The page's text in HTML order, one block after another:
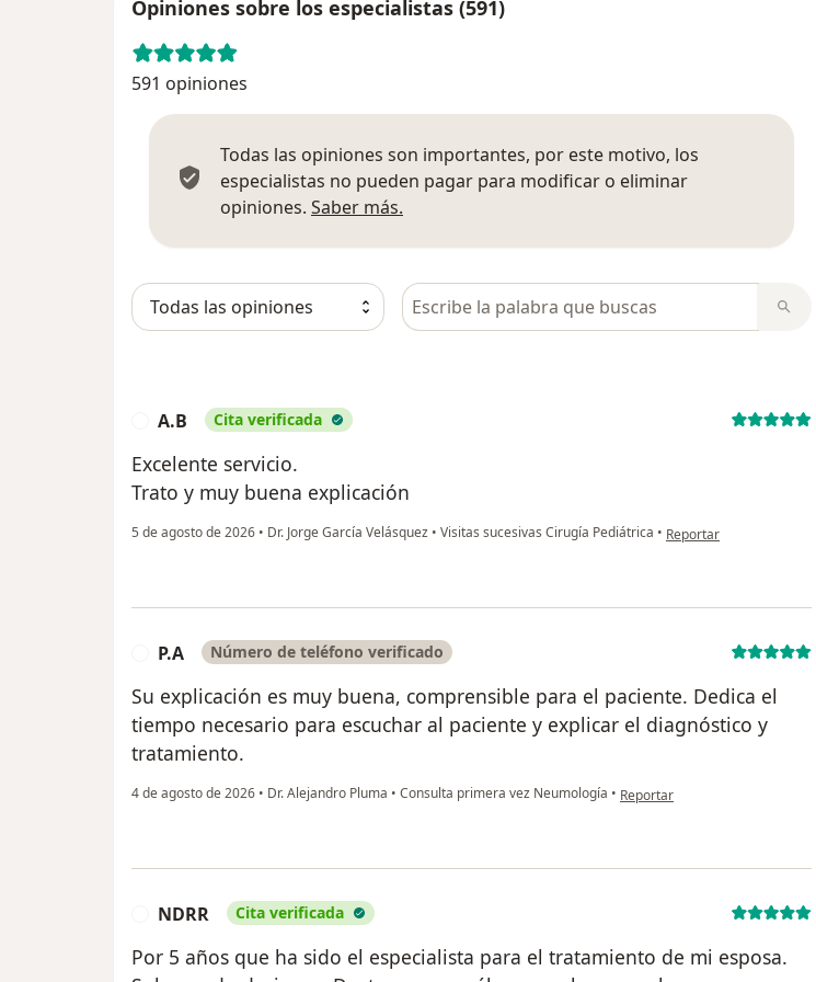
Opiniones sobre los especialistas (591)
591 opiniones
Todas las opiniones son importantes, por este motivo, los
especialistas no pueden pagar para modificar o eliminar
opiniones. Saber más.
Busca en opiniones
A.B Cita verificada
Excelente servicio.
Trato y muy buena explicación
5 de agosto de 2026 • Dr. Jorge García Velásquez • Visitas sucesivas Cirugía Pediátrica • en opinión del usuario A.B
Reportar
P.A Número de teléfono verificado
Su explicación es muy buena, comprensible para el paciente. Dedica el
tiempo necesario para escuchar al paciente y explicar el diagnóstico y
tratamiento.
4 de agosto de 2026 • Dr. Alejandro Pluma • Consulta primera vez Neumología • en opinión del usuario P.A
Reportar
NDRR Cita verificada
Por 5 años que ha sido el especialista para el tratamiento de mi esposa.